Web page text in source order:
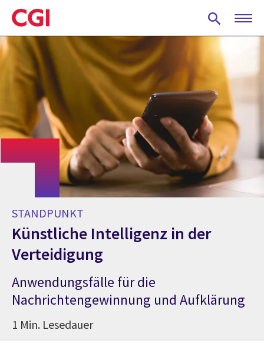
Skip
to
main
content
STANDPUNKT
Künstliche Intelligenz in der
Verteidigung
Anwendungsfälle für die
Nachrichtengewinnung und Aufklärung
1 Min. Lesedauer